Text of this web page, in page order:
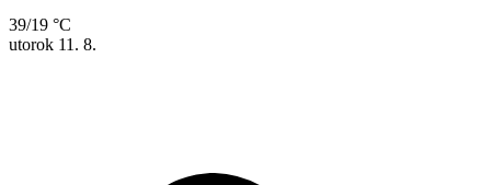
39/19 °C
utorok 11. 8.